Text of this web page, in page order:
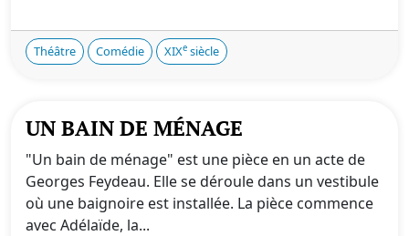
Théâtre Comédie XIXe siècle
UN BAIN DE MÉNAGE
"Un bain de ménage" est une pièce en un acte de
Georges Feydeau. Elle se déroule dans un vestibule
où une baignoire est installée. La pièce commence
avec Adélaïde, la...